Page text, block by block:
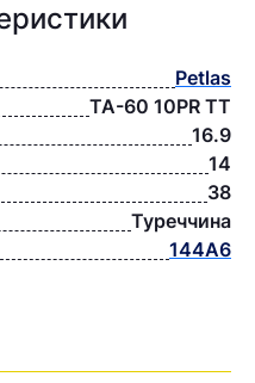
Petlas
TA-60 10PR TT
16.9
14
38
Туреччина
144A6